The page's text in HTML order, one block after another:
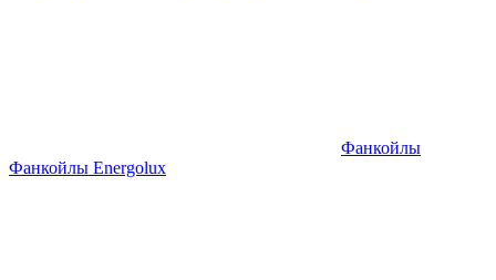
Фанкойлы
Фанкойлы Energolux